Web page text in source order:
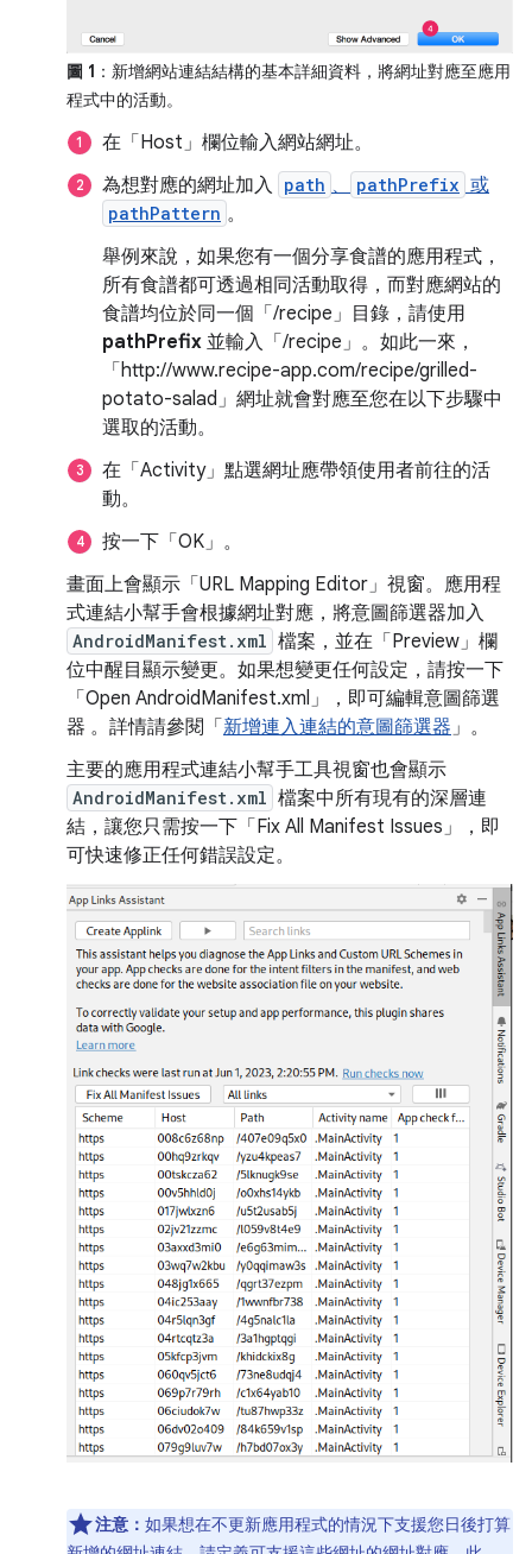
圖 1 ：新增網站連結結構的基本詳細資料，將網址對應至應用
程式中的活動。
在「Host」 欄位輸入網站網址。
為想對應的網址加入 path 、 pathPrefix 或
pathPattern 。
舉例來說，如果您有一個分享食譜的應用程式，
所有食譜都可透過相同活動取得，而對應網站的
食譜均位於同一個「/recipe」 目錄，請使用
pathPrefix 並輸入「/recipe」 。如此一來，
「http://www.recipe-app.com/recipe/grilled-
potato-salad」 網址就會對應至您在以下步驟中
選取的活動。
在「Activity」點選網址應帶領使用者前往的活
動。
按一下「OK」 。
畫面上會顯示「URL Mapping Editor」視窗。應用程
式連結小幫手會根據網址對應，將意圖篩選器加入
AndroidManifest.xml 檔案，並在「Preview」 欄
位中醒目顯示變更。如果想變更任何設定，請按一下
「Open AndroidManifest.xml」，即可編輯意圖篩選
器 。詳情請參閱「 新增連入連結的意圖篩選器」。
主要的應用程式連結小幫手工具視窗也會顯示
AndroidManifest.xml 檔案中所有現有的深層連
結，讓您只需按一下「Fix All Manifest Issues」
，即
可快速修正任何錯誤設定。
注意： 如果想在不更新應用程式的情況下支援您日後打算